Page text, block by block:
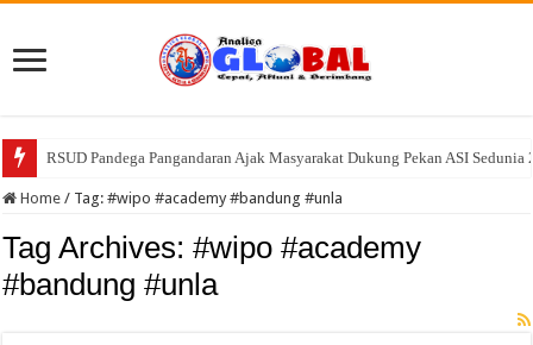
RSUD Pandega Pangandaran Ajak Masyarakat Dukung Pekan ASI
RSUD Pandega Pangandaran Ajak Masyarakat Kenali Bahaya Anemia
Home / Tag:#wipo #academy #bandung #unla
Tag Archives:#wipo #academy
#bandung #unla